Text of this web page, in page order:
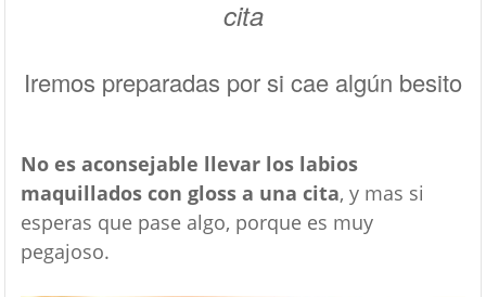
cita
Iremos preparadas por si cae algún besito
No es aconsejable llevar los labios
maquillados con gloss a una cita, y mas si
esperas que pase algo, porque es muy
pegajoso.